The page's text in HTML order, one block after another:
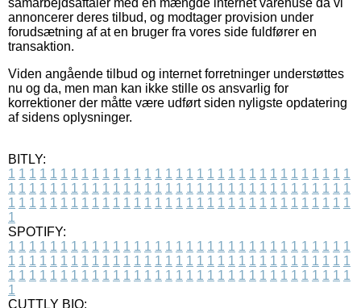
annoncerer deres tilbud, og modtager provision under
forudsætning af at en bruger fra vores side fuldfører en
transaktion.
Viden angående tilbud og internet forretninger understøttes
nu og da, men man kan ikke stille os ansvarlig for
korrektioner der måtte være udført siden nyligste opdatering
af sidens oplysninger.
BITLY:
1 1 1 1 1 1 1 1 1 1 1 1 1 1 1 1 1 1 1 1 1 1 1 1 1 1 1 1 1 1 1 1 1
1 1 1 1 1 1 1 1 1 1 1 1 1 1 1 1 1 1 1 1 1 1 1 1 1 1 1 1 1 1 1 1 1
1 1 1 1 1 1 1 1 1 1 1 1 1 1 1 1 1 1 1 1 1 1 1 1 1 1 1 1 1 1 1 1 1
1
SPOTIFY:
1 1 1 1 1 1 1 1 1 1 1 1 1 1 1 1 1 1 1 1 1 1 1 1 1 1 1 1 1 1 1 1 1
1 1 1 1 1 1 1 1 1 1 1 1 1 1 1 1 1 1 1 1 1 1 1 1 1 1 1 1 1 1 1 1 1
1 1 1 1 1 1 1 1 1 1 1 1 1 1 1 1 1 1 1 1 1 1 1 1 1 1 1 1 1 1 1 1 1
1
CUTTLY BIO: